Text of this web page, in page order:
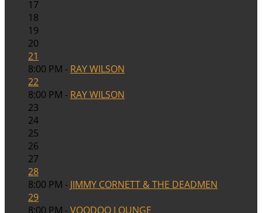
17
18
19
20
21
8:00 PM - RAY WILSON
22
8:00 PM - RAY WILSON
23
24
25
26
27
28
8:00 PM - JIMMY CORNETT & THE DEADMEN
29
8:00 PM -VOODOO LOUNGE